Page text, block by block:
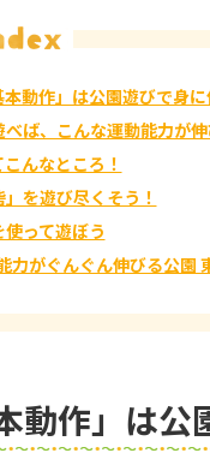
動作」は公園遊びで身に
ば、こんな運動能力が伸
んなところ！
を遊び尽くそう！
って遊ぼう
力がぐんぐん伸びる公園
作」は公